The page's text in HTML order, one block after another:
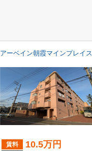
アーベイン朝霞マインプレイス
賃料 10.5万円